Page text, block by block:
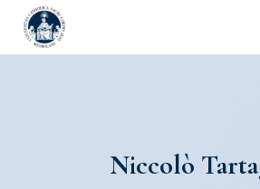
Niccolò